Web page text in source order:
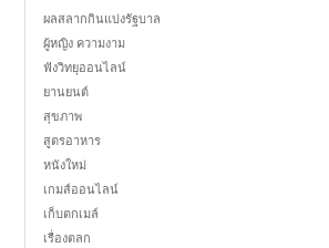
ผลสลากกินแบ่งรัฐบาล
ผู้หญิง ความงาม
ฟังวิทยุออนไลน์
ยานยนต์
สุขภาพ
สูตรอาหาร
หนังใหม่
เกมส์ออนไลน์
เก็บตกเมล์
เรื่องตลก